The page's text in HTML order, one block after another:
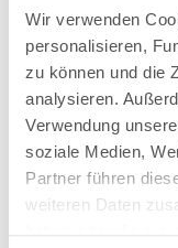
Wir verwenden
personalisieren,
zu können und die
analysieren.
Verwendung
soziale Medien,
Partner führen
weiteren Daten
Laden Sie
optimalen
herunter:
Checkliste